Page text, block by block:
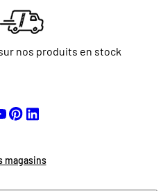
nos produits en stock
magasins